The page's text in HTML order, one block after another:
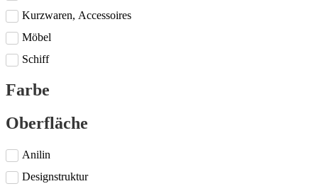
Kurzwaren, Accessoires
Möbel
Schiff
Farbe
Oberfläche
Anilin
Designstruktur